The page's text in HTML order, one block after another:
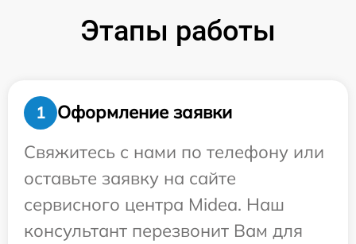
Этапы работы
1
Оформление заявки
Свяжитесь с нами по телефону или
оставьте заявку на сайте
сервисного центра Midea. Наш
консультант перезвонит Вам для